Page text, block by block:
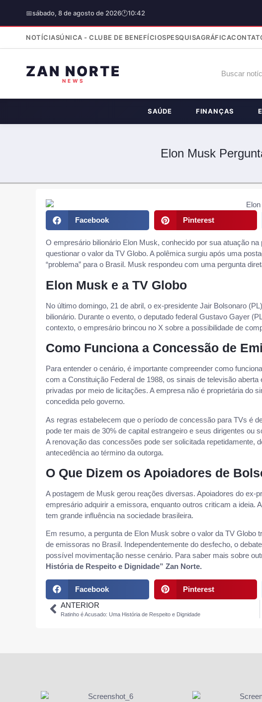
📅sábado, 8 de agosto de 2026🕐10:42
NOTÍCIASÚNICA - CLUBE DE BENEFÍCIOSPESQUISAGRÁFICA
ZAN NORTE
NEWS
SAÚDE FINANÇAS
Elon Musk
Facebook Pinterest
O empresário bilionário Elon Musk, conhecido por sua atuação
questionar o valor da TV Globo. A polêmica surgiu após uma
“problema” para o Brasil. Musk respondeu com uma pergunta
Elon Musk e a TV Globo
No último domingo, 21 de abril, o ex-presidente Jair Bolsonaro
bilionário. Durante o evento, o deputado federal Gustavo Gayer
contexto, o empresário brincou no X sobre a possibilidade de
Como Funciona a Concessão de
Para entender o cenário, é importante compreender como
com a Constituição Federal de 1988, os sinais de televisão
privadas por meio de licitações. A empresa não é proprietária do
concedida pelo governo.
As regras estabelecem que o período de concessão para TVs é
pode ter mais de 30% de capital estrangeiro e seus dirigentes ou
A renovação das concessões pode ser solicitada repetidamente,
antecedência ao término da outorga.
O Que Dizem os Apoiadores de
A postagem de Musk gerou reações diversas. Apoiadores do
empresário adquirir a emissora, enquanto outros criticam a
tem grande influência na sociedade brasileira.
Em resumo, a pergunta de Elon Musk sobre o valor da TV
de emissoras no Brasil. Independentemente do desfecho, o
possível movimentação nesse cenário. Para saber mais sobre
História de Respeito e Dignidade” Zan Norte.
Facebook Pinterest
ANTERIOR
Ratinho é Acusado: Uma História de Respeito e Dignidade